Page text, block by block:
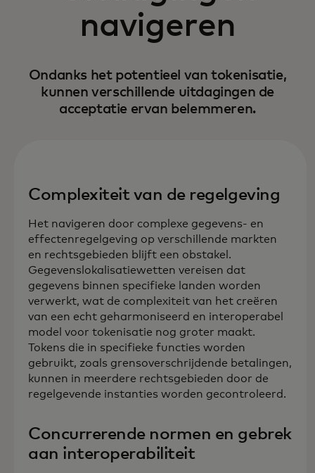
navigeren
Ondanks het potentieel van tokenisatie,
kunnen verschillende uitdagingen de
acceptatie ervan belemmeren.
Complexiteit van de regelgeving
Het navigeren door complexe gegevens- en
effectenregelgeving op verschillende markten
en rechtsgebieden blijft een obstakel.
Gegevenslokalisatiewetten vereisen dat
gegevens binnen specifieke landen worden
verwerkt, wat de complexiteit van het creëren
van een echt geharmoniseerd en interoperabel
model voor tokenisatie nog groter maakt.
Tokens die in specifieke functies worden
gebruikt, zoals grensoverschrijdende betalingen,
kunnen in meerdere rechtsgebieden door de
regelgevende instanties worden gecontroleerd.
Concurrerende normen en gebrek
aan interoperabiliteit